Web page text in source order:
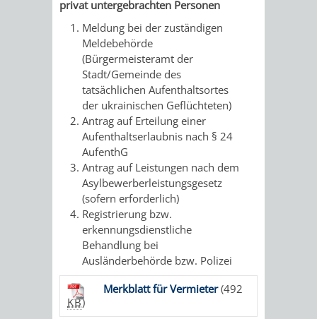
WOHNBEBAUUNG
AN
DER
WEINBERGSTRASSE
KLIMASCHUTZ
EUROPEAN
ENERGY
AWARD
KLIMASCHUTZ-
FÖRDERPROGRAMME
ENERGIEBERATUNG
STADTRADELN
UMWELTSCHUTZ
AKTION
GEGEN
SCHOTTERGÄRTEN
ÖKOLOGISCHE
SANIERUNG/WAIDSEE
ABFALL
&
privat untergebrachten Personen
Meldung bei der zuständigen
Meldebehörde
(Bürgermeisteramt der
Stadt/Gemeinde des
tatsächlichen Aufenthaltsortes
der ukrainischen Geflüchteten)
Antrag auf Erteilung einer
Aufenthaltserlaubnis nach § 24
AufenthG
Antrag auf Leistungen nach dem
Asylbewerberleistungsgesetz
(sofern erforderlich)
Registrierung bzw.
erkennungsdienstliche
Behandlung bei
Ausländerbehörde bzw. Polizei
Merkblatt für Vermieter (492
KB)